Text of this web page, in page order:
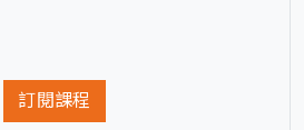
訂閱課程